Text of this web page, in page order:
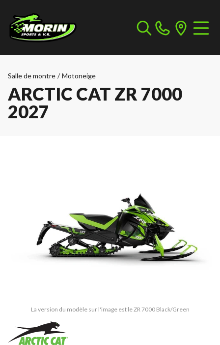
Salle de montre / Motoneige
ARCTIC CAT ZR 7000
2027
La version du modèle sur l'image est le ZR 7000 Black/Green